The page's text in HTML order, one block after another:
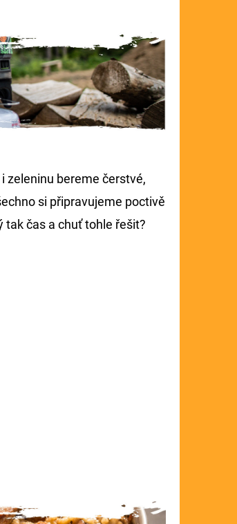
zeleninu bereme čerstvé,
si připravujeme poctivě
tak čas a chuť tohle řešit?